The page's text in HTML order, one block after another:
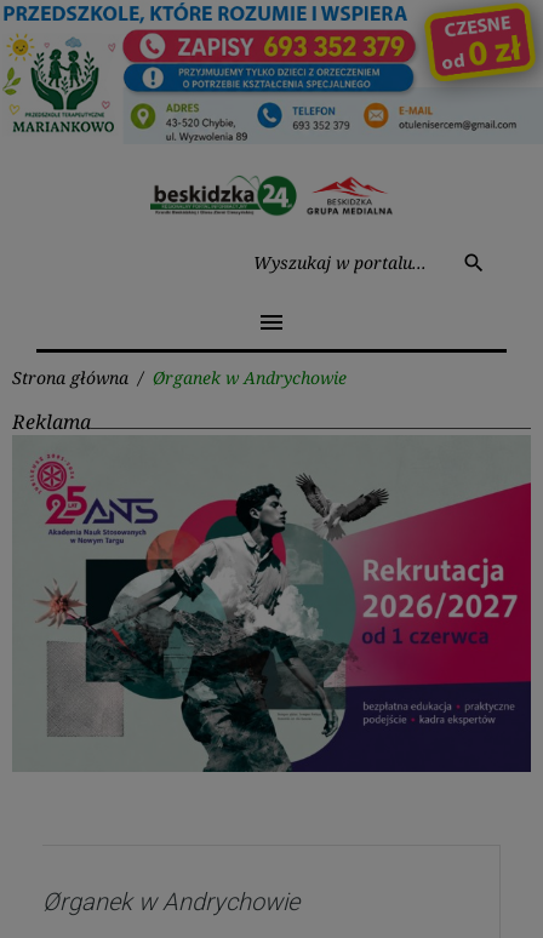
Przejdź
do
treści
search
menu
Strona główna / Ørganek w Andrychowie
Reklama
Ørganek w Andrychowie